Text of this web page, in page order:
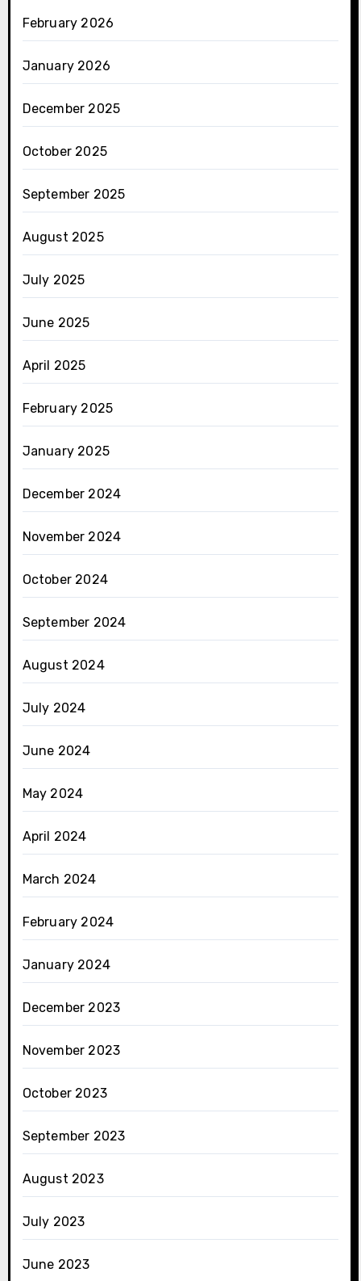
February 2026
January 2026
December 2025
October 2025
September 2025
August 2025
July 2025
June 2025
April 2025
February 2025
January 2025
December 2024
November 2024
October 2024
September 2024
August 2024
July 2024
June 2024
May 2024
April 2024
March 2024
February 2024
January 2024
December 2023
November 2023
October 2023
September 2023
August 2023
July 2023
June 2023